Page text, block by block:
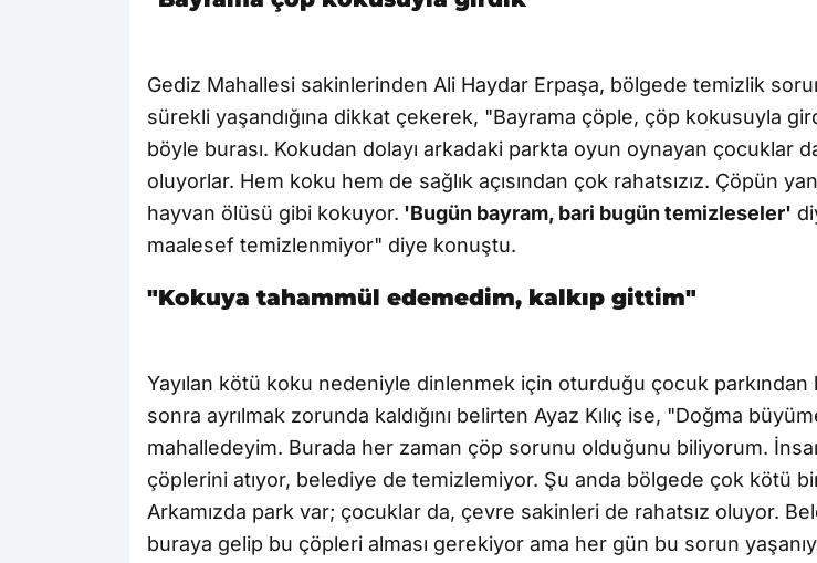
Gediz Mahallesi sakinlerinden Ali Haydar Erpaşa, bölgede temizlik
sürekli yaşandığına dikkat çekerek, "Bayrama çöple, çöp kokusuyla
böyle burası. Kokudan dolayı arkadaki parkta oyun oynayan çocuklar
oluyorlar. Hem koku hem de sağlık açısından çok rahatsızız. Çöpün
hayvan ölüsü gibi kokuyor. 'Bugün bayram, bari bugün temizleseler'
maalesef temizlenmiyor" diye konuştu.
"Kokuya tahammül edemedim, kalkıp gittim"
Yayılan kötü koku nedeniyle dinlenmek için oturduğu çocuk parkından
sonra ayrılmak zorunda kaldığını belirten Ayaz Kılıç ise, "Doğma
mahalledeyim. Burada her zaman çöp sorunu olduğunu biliyorum.
çöplerini atıyor, belediye de temizlemiyor. Şu anda bölgede çok kötü
Arkamızda park var; çocuklar da, çevre sakinleri de rahatsız oluyor.
buraya gelip bu çöpleri alması gerekiyor ama her gün bu sorun